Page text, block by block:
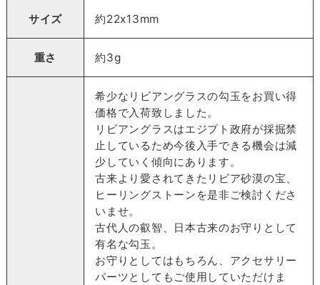
サイズ 約22x13mm
重さ 約3g
希少なリビアングラスの勾玉をお買い得
価格で入荷致しました。
リビアングラスはエジプト政府が採掘禁
止しているため今後入手できる機会は減
少していく傾向にあります。
古来より愛されてきたリビア砂漠の宝、
ヒーリングストーンを是非ご検討くださ
いませ。
古代人の叡智、日本古来のお守りとして
有名な勾玉。
お守りとしてはもちろん、アクセサリー
パーツとしてもご使用していただけま